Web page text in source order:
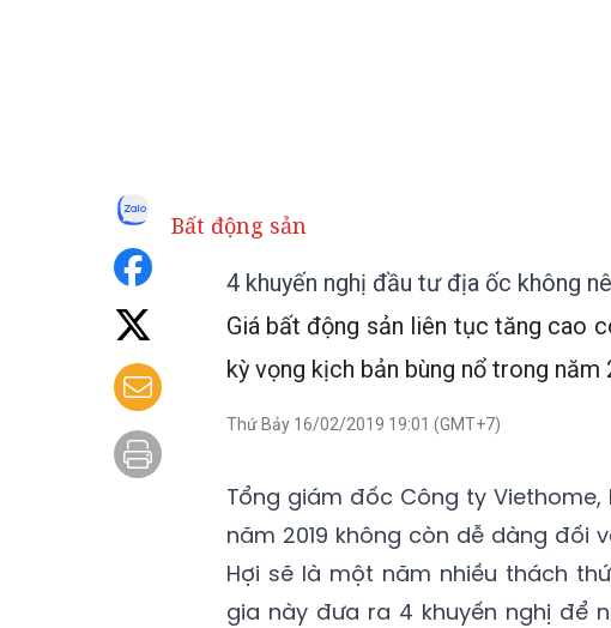
Bất động sản
4 khuyến nghị đầu tư địa ốc không
Giá bất động sản liên tục tăng cao
kỳ vọng kịch bản bùng nổ trong năm
Thứ Bảy 16/02/2019 19:01 (GMT+7)
Tổng giám đốc Công ty
năm 2019 không còn dễ dàng đối
Hợi sẽ là một năm nhiều thách
gia này đưa ra 4 khuyến nghị để